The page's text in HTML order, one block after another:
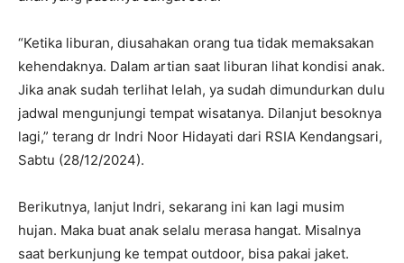
“Ketika liburan, diusahakan orang tua tidak memaksakan
kehendaknya. Dalam artian saat liburan lihat kondisi anak.
Jika anak sudah terlihat lelah, ya sudah dimundurkan dulu
jadwal mengunjungi tempat wisatanya. Dilanjut besoknya
lagi,” terang dr Indri Noor Hidayati dari RSIA Kendangsari,
Sabtu (28/12/2024).
Berikutnya, lanjut Indri, sekarang ini kan lagi musim
hujan. Maka buat anak selalu merasa hangat. Misalnya
saat berkunjung ke tempat outdoor, bisa pakai jaket.